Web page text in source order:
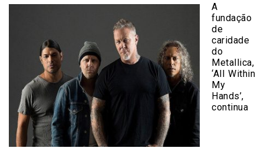
A
fundação
de
caridade
do
Metallica,
‘All Within
My
Hands’,
continua